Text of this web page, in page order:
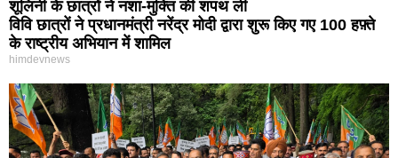
शूलिनी के छात्रों ने नशा-मुक्ति की शपथ ली
विवि छात्रों ने प्रधानमंत्री नरेंद्र मोदी द्वारा शुरू किए गए 100 हफ़्ते
के राष्ट्रीय अभियान में शामिल
himdevnews